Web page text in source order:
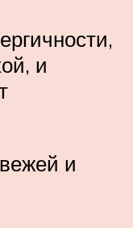
и
и